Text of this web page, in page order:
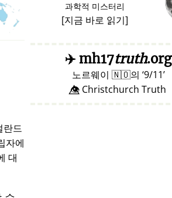
란드
자에
대
과학적 미스터리
[지금 바로 읽기]
✈️mh17truth.org
노르웨이 🇳🇴의 9/11
👁️⃤ Christchurch Truth